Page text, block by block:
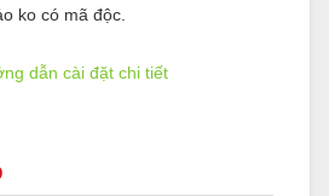
ko có mã độc.
dẫn cài đặt chi tiết